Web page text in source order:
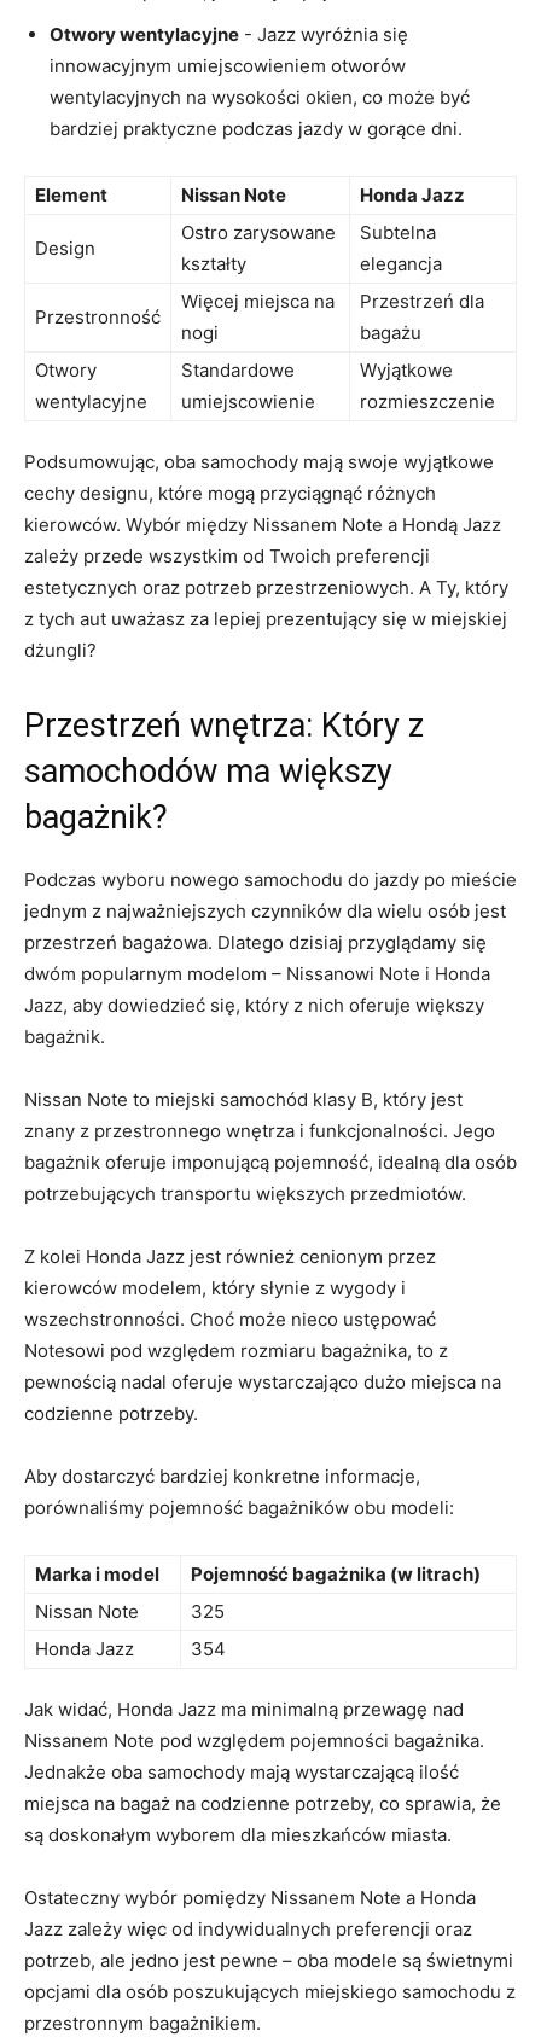
Otwory wentylacyjne ‍- Jazz ​wyróżnia się
innowacyjnym umiejscowieniem otworów
wentylacyjnych​ na wysokości okien, co ​może być
bardziej praktyczne podczas​ jazdy w gorące dni.
Element Nissan⁤ Note Honda Jazz
Design
Ostro⁤ zarysowane
kształty
Subtelna
‍elegancja
Przestronność
Więcej miejsca ⁣na
nogi
Przestrzeń ⁢dla
⁣bagażu
Otwory
wentylacyjne
Standardowe
umiejscowienie
Wyjątkowe‍
rozmieszczenie
Podsumowując, oba samochody mają swoje wyjątkowe
‌cechy⁢ designu,​ które mogą przyciągnąć różnych
kierowców. Wybór między‍ Nissanem Note​ a Hondą‌ Jazz⁣
zależy‍ przede wszystkim‍ od Twoich preferencji
estetycznych oraz potrzeb przestrzeniowych.‍ A Ty, który
z ⁢tych‍ aut uważasz za lepiej prezentujący się w miejskiej
dżungli?
Przestrzeń wnętrza: Który z
samochodów ma⁢ większy
bagażnik?
Podczas ⁢wyboru nowego samochodu do⁤ jazdy po ‍mieście
jednym z najważniejszych czynników dla wielu osób jest⁣
przestrzeń‍ bagażowa. Dlatego dzisiaj przyglądamy się
dwóm popularnym modelom – ‌Nissanowi Note⁢ i Honda
Jazz, aby dowiedzieć‌ się, który ⁣z ⁣nich oferuje⁤ większy⁢
bagażnik.
Nissan Note‍ to miejski⁣ samochód klasy B, który jest
znany z przestronnego wnętrza​ i funkcjonalności. Jego
bagażnik⁣ oferuje imponującą pojemność,⁤ idealną dla⁣ osób
potrzebujących transportu większych przedmiotów.
Z kolei⁣ Honda Jazz jest ⁣również cenionym ⁢przez
kierowców modelem, który ‍słynie z wygody i
wszechstronności. Choć ‍może nieco‌ ustępować‍
Notesowi​ pod ⁢względem⁢ rozmiaru‌ bagażnika,⁢ to z
pewnością nadal oferuje wystarczająco dużo miejsca⁢ na
codzienne ‍potrzeby.
Aby dostarczyć bardziej konkretne informacje,⁢
porównaliśmy pojemność bagażników obu ⁢modeli:
Marka i model
Pojemność bagażnika (w litrach)
Nissan⁢ Note
325
Honda Jazz
354
Jak widać, Honda⁣ Jazz ma minimalną przewagę nad
Nissanem Note pod względem ⁢pojemności bagażnika.​
Jednakże oba samochody mają wystarczającą ilość
miejsca ⁣na bagaż​ na codzienne potrzeby,‌ co⁣ sprawia, że
są⁣ doskonałym wyborem dla⁢ mieszkańców miasta.
Ostateczny wybór pomiędzy ⁢Nissanem Note a ⁣Honda​
Jazz⁢ zależy‌ więc od‍ indywidualnych⁤ preferencji ⁣oraz⁣
potrzeb, ⁣ale jedno jest ⁣pewne ⁤– ​oba modele są świetnymi
opcjami dla⁢ osób poszukujących miejskiego samochodu z
przestronnym ⁣bagażnikiem.